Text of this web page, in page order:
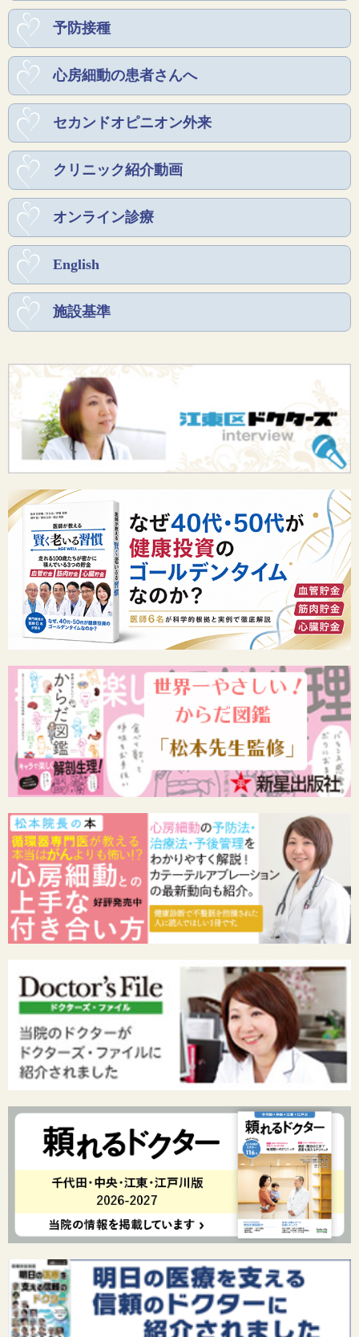
予防接種
心房細動の患者さんへ
セカンドオピニオン外来
クリニック紹介動画
オンライン診療
English
施設基準